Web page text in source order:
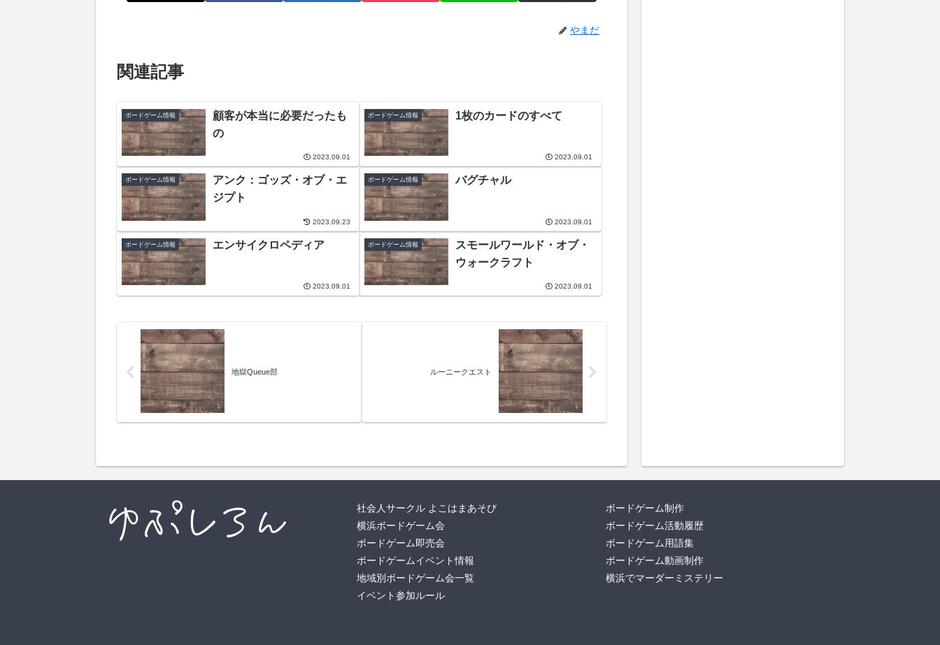
やまだ
関連記事
ボードゲーム情報
顧客が本当に必要だったも
の
2023.09.01
ボードゲーム情報 1枚のカードのすべて
2023.09.01
ボードゲーム情報
アンク：ゴッズ・オブ・エ
ジプト
2023.09.23
ボードゲーム情報 バグチャル
2023.09.01
ボードゲーム情報 エンサイクロペディア
2023.09.01
ボードゲーム情報
スモールワールド・オブ・
ウォークラフト
2023.09.01
地獄Queue部 ルーニークエスト
社会人サークル よこはまあそび
横浜ボードゲーム会
ボードゲーム即売会
ボードゲームイベント情報
地域別ボードゲーム会一覧
イベント参加ルール
ボードゲーム制作
ボードゲーム活動履歴
ボードゲーム用語集
ボードゲーム動画制作
横浜でマーダーミステリー